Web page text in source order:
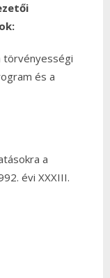
törvényességi
és a
a
évi XXXIII.